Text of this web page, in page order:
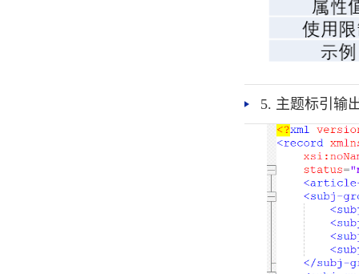
5. 主题标引输